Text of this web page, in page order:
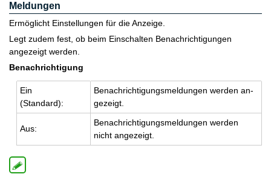
Meldungen
Ermöglicht Einstellungen für die Anzeige.
Legt zudem fest, ob beim Einschalten Benachrichtigungen
angezeigt werden.
Benachrichtigung
Ein
(Stan­dard):
Be­nach­rich­ti­gungs­mel­dun­gen wer­den an­
ge­zeigt.
Aus:
Be­nach­rich­ti­gungs­mel­dun­gen wer­den
nicht an­ge­zeigt.